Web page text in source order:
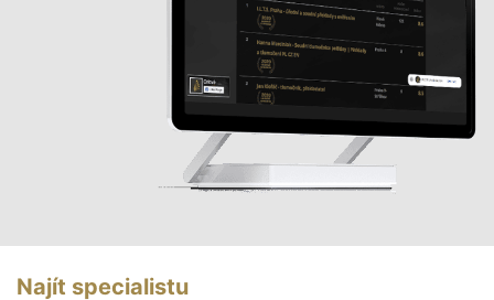
Najít specialistu